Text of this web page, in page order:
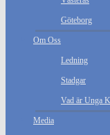
Göteborg
Om Oss
Ledning
Stadgar
Vad är Unga
Media